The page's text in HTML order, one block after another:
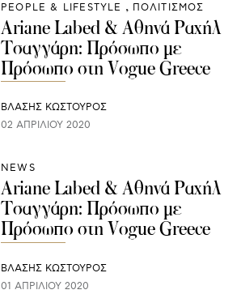
PEOPLE & LIFESTYLE ΠΟΛΙΤΙΣΜΟΣ
Ariane Labed & Αθηνά Ραχήλ
Τσαγγάρη: Πρόσωπο με
Πρόσωπο στη Vogue Greece
ΒΛΑΣΗΣ ΚΩΣΤΟΥΡΟΣ
02 ΑΠΡΙΛΊΟΥ 2020
NEWS
Ariane Labed & Αθηνά Ραχήλ
Τσαγγάρη: Πρόσωπο με
Πρόσωπο στη Vogue Greece
ΒΛΑΣΗΣ ΚΩΣΤΟΥΡΟΣ
01 ΑΠΡΙΛΊΟΥ 2020